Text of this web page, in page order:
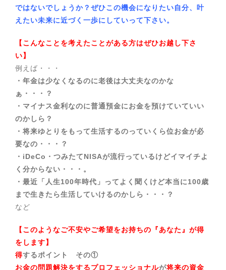
ではないでしょうか？ぜひこの機会になりたい自分、叶
えたい未来に近づく一歩にしていって下さい。
【こんなことを考えたことがある方はぜひお越し下さ
い】
例えば・・・
・年金は少なくなるのに老後は大丈夫なのかな
ぁ・・・？
・マイナス金利なのに普通預金にお金を預けていていい
のかしら？
・将来ゆとりをもって生活するのっていくら位お金が必
要なの・・・？
・iDeCo・つみたてNISAが流行っているけどイマイチよ
く分からない・・・。
・最近「人生100年時代」ってよく聞くけど本当に100歳
まで生きたら生活していけるのかしら・・・？
など
【このようなご不安やご希望をお持ちの『あなた』が得
をします】
得するポイント その①
お金の問題解決をするプロフェッショナルが将来の資金